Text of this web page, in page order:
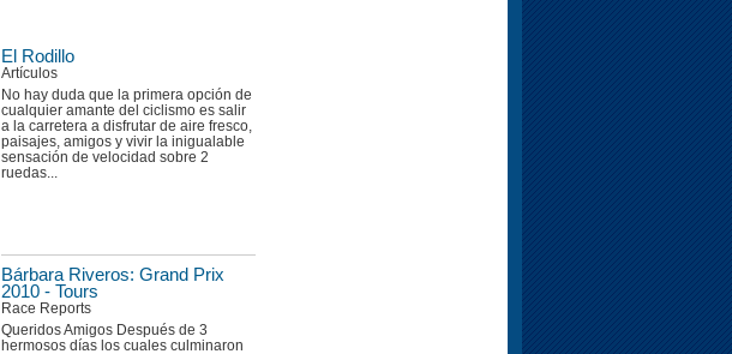
El Rodillo
Artículos
No hay duda que la primera opción de
cualquier amante del ciclismo es salir
a la carretera a disfrutar de aire fresco,
paisajes, amigos y vivir la inigualable
sensación de velocidad sobre 2
ruedas...
Bárbara Riveros: Grand Prix
2010 - Tours
Race Reports
Queridos Amigos Después de 3
hermosos días los cuales culminaron